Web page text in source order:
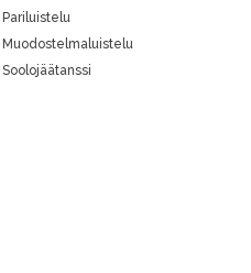
Pariluistelu
Muodostelmaluistelu
Soolojäätanssi